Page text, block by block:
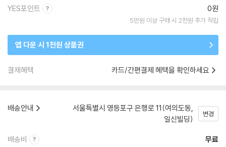
YES포인트 0원
5만원 이상 구매 시 2천원 추가 적립
앱 다운 시 1천원 상품권
결제혜택 카드/간편결제 혜택을 확인하세요
배송안내
서울특별시 영등포구 은행로 11(여의도동,
일신빌딩)
변경
배송비 무료